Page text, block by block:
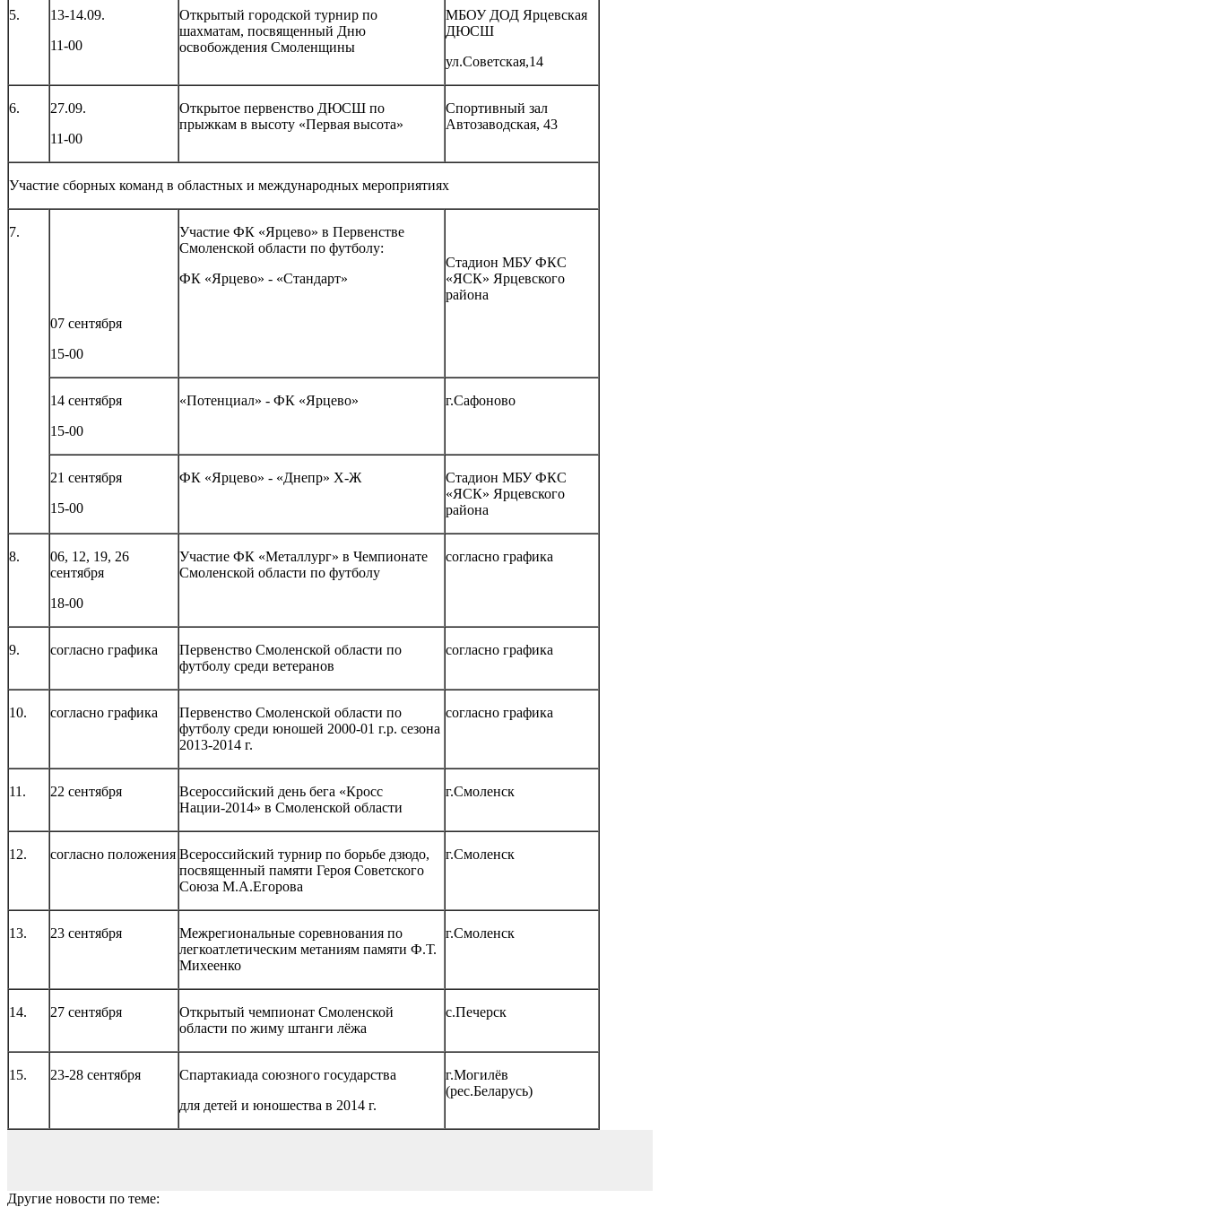
5.
13-14.09.
11-00
Открытый городской турнир по
шахматам, посвященный Дню
освобождения Смоленщины
МБОУ ДОД Ярцевская
ДЮСШ
ул.Советская,14
6.
27.09.
11-00
Открытое первенство ДЮСШ по
прыжкам в высоту «Первая высота»
Спортивный зал
Автозаводская, 43
Участие сборных команд в областных и международных мероприятиях
7.
07 сентября
15-00
Участие ФК «Ярцево» в Первенстве
Смоленской области по футболу:
ФК «Ярцево» - «Стандарт»
Стадион МБУ ФКС
«ЯСК» Ярцевского
района
14 сентября
15-00
«Потенциал» - ФК «Ярцево» г.Сафоново
21 сентября
15-00
ФК «Ярцево» - «Днепр» Х-Ж
Стадион МБУ ФКС
«ЯСК» Ярцевского
района
8.
06, 12, 19, 26
сентября
18-00
Участие ФК «Металлург» в Чемпионате
Смоленской области по футболу
согласно графика
9. согласно графика
Первенство Смоленской области по
футболу среди ветеранов
согласно графика
10. согласно графика
Первенство Смоленской области по
футболу среди юношей 2000-01 г.р. сезона
2013-2014 г.
согласно графика
11. 22 сентября
Всероссийский день бега «Кросс
Нации-2014» в Смоленской области
г.Смоленск
12. согласно положения Всероссийский турнир по борьбе дзюдо,
посвященный памяти Героя Советского
Союза М.А.Егорова
г.Смоленск
13. 23 сентября
Межрегиональные соревнования по
легкоатлетическим метаниям памяти Ф.Т.
Михеенко
г.Смоленск
14. 27 сентября
Открытый чемпионат Смоленской
области по жиму штанги лёжа
с.Печерск
15. 23-28 сентября
Спартакиада союзного государства
для детей и юношества в 2014 г.
г.Могилёв
(рес.Беларусь)
Другие новости по теме: